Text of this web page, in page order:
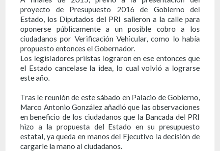
proyecto de Presupuesto 2016 de Gobierno del
Estado, los Diputados del PRI salieron a la calle para
oponerse públicamente a un posible cobro a los
ciudadanos por Verificación Vehicular, como lo había
propuesto entonces el Gobernador.
Los legisladores priístas lograron en ese entonces que
el Estado cancelase la idea, lo cual volvió a lograrse
este año.
Tras le reunión de este sábado en Palacio de Gobierno,
Marco Antonio González añadió que las observaciones
en beneficio de los ciudadanos que la Bancada del PRI
hizo a la propuesta del Estado en su presupuesto
estatal, ya queda en manos del Ejecutivo la decisión de
cargarle la mano al ciudadanos.